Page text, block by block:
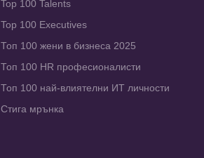
Top 100 Talents
Top 100 Executives
Топ 100 жени в бизнеса 2025
Топ 100 HR професионалисти
Топ 100 най-влиятелни ИТ личности
Стига мрънка